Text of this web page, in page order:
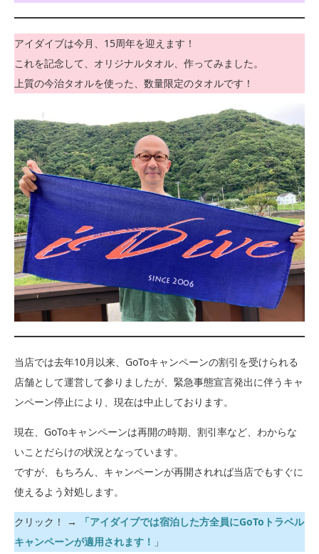
アイダイブは今月、15周年を迎えます！
これを記念して、オリジナルタオル、作ってみました。
上質の今治タオルを使った、数量限定のタオルです！
当店では去年10月以来、GoToキャンペーンの割引を受けられる
店舗として運営して参りましたが、緊急事態宣言発出に伴うキャ
ンペーン停止により、現在は中止しております。
現在、GoToキャンペーンは再開の時期、割引率など、わからな
いことだらけの状況となっています。
ですが、もちろん、キャンペーンが再開されれば当店でもすぐに
使えるよう対処します。
クリック！ →
「アイダイブでは宿泊した方全員にGoToトラベル
キャンペーンが適用されます！ 」